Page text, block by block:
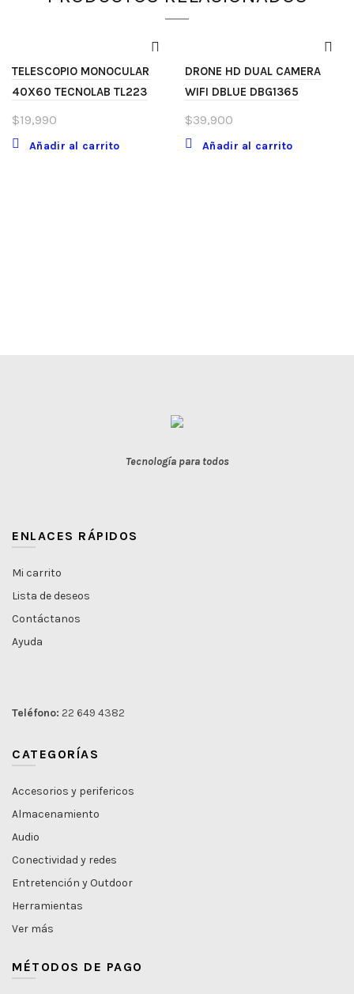
TELESCOPIO MONOCULAR
40X60 TECNOLAB TL223
$19,990
Añadir al carrito
DRONE HD DUAL CAMERA
WIFI DBLUE DBG1365
$39,900
Añadir al carrito
Tecnología para todos
ENLACES RÁPIDOS
Mi carrito
Lista de deseos
Contáctanos
Ayuda
Teléfono: 22 649 4382
CATEGORÍAS
Accesorios y perifericos
Almacenamiento
Audio
Conectividad y redes
Entretención y Outdoor
Herramientas
Ver más
MÉTODOS DE PAGO